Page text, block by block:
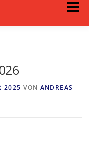
Menü
2025 VON ANDREAS